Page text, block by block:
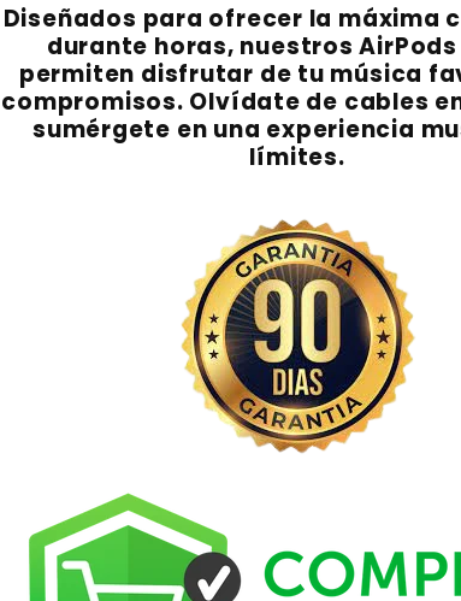
Diseñados para ofrecer la máxima
durante horas, nuestros
permiten disfrutar de tu música
compromisos. Olvídate de cables
sumérgete en una experiencia
límites.